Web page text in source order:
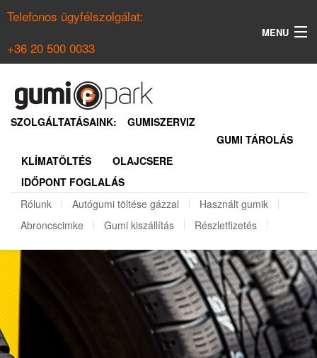
Telefonos ügyfélszolgálat:
+36 20 500 0033
MENU
NYÁRI GUMI KERESŐ
REGISZTRÁCIÓ
SZOLGÁLTATÁSAINK:
GUMISZERVIZ
GUMI TÁROLÁS
KLÍMATÖLTÉS
OLAJCSERE
IDŐPONT FOGLALÁS
Rólunk
Autógumi töltése gázzal
Használt gumik
Abroncscimke
Gumi kiszállítás Részletfizetés